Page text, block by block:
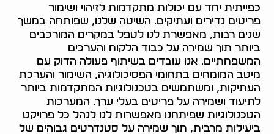
כפייתית יחד עם יכולות מתקדמות לזיהוי ושימור
פריטים נדירים ועתיקים. השיטה שלנו, שפותחה במשך
שנים רבות, מאפשרת לנו לטפל במקרים המורכבים
ביותר תוך שמירה על כבוד הלקוח והערכים
המשפחתיים. אנו עובדים בשיתוף פעולה הדוק עם
מיטב המומחים בתחומי הפסיכולוגיה, השימור והערכת
העתיקות, ומשתמשים בטכנולוגיות המתקדמות ביותר
לתיעוד ושמירה על פריטים בעלי ערך. המערכות
הטכנולוגיות שפיתחנו מאפשרות לנו לנהל כל פרויקט
ביעילות מרבית, תוך שמירה על סטנדרטים גבוהים של